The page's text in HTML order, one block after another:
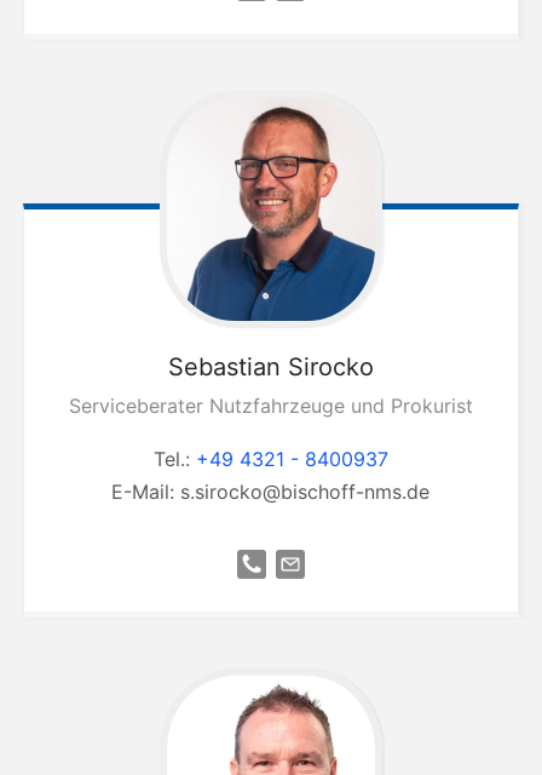
Sebastian Sirocko
Serviceberater Nutzfahrzeuge und Prokurist
Tel.: +49 4321 - 8400937
E-Mail: s.sirocko@bischoff-nms.de